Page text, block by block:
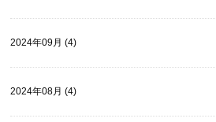
2024年09月 (4)
2024年08月 (4)